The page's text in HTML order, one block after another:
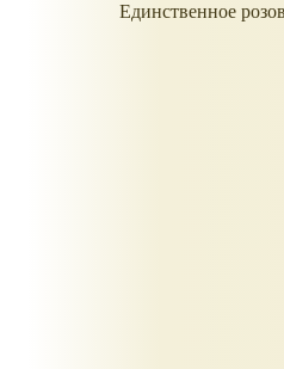
Единственное